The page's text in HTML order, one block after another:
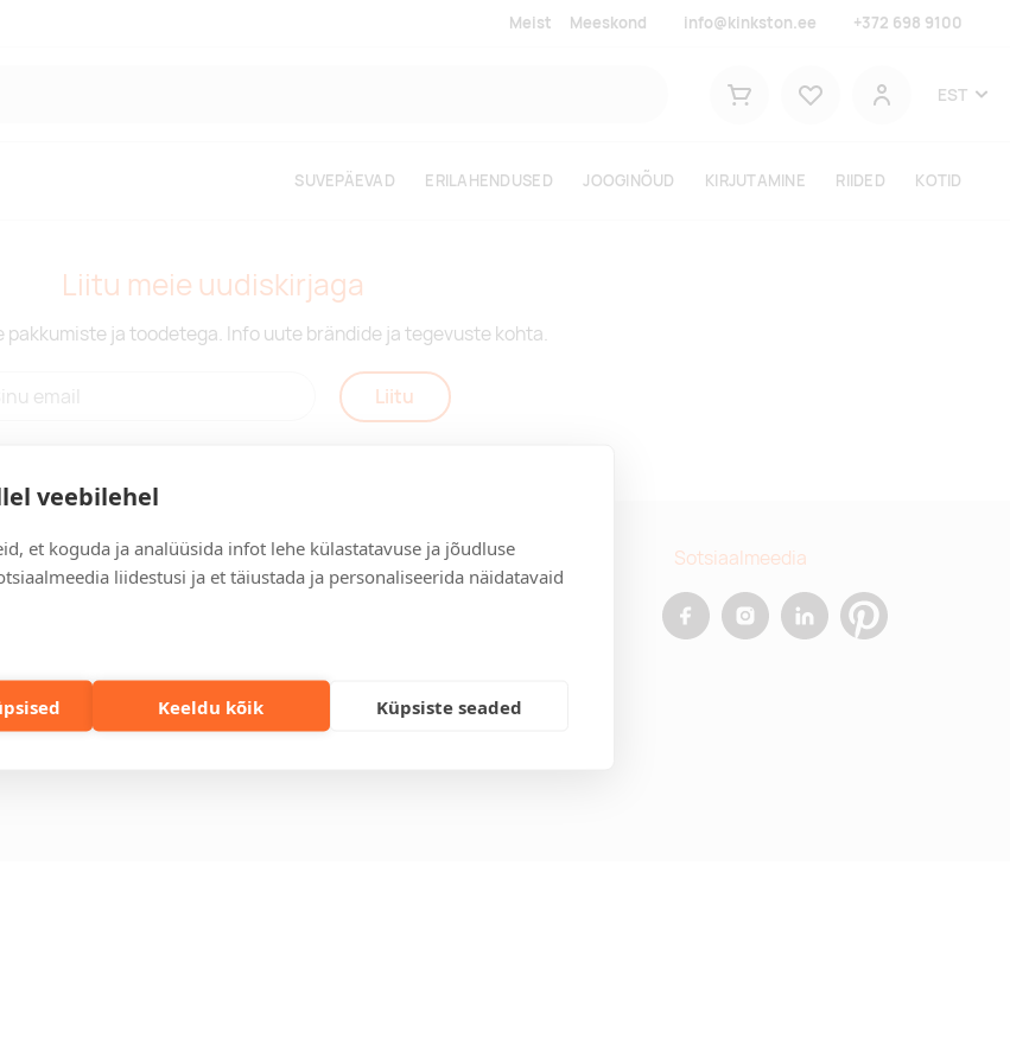
veebilehel
et koguda ja analüüsida infot lehe külastatavuse ja jõudluse
liidestusi ja et täiustada ja personaliseerida näidatavaid
Keeldu kõik Küpsiste seaded
Meist Meeskond info@kinkston.ee +372 698 9100
Ostukorv
Kasutaja
EST
SUVEPÄEVAD ERILAHENDUSED JOOGINÕUD KIRJUTAMINE RIIDED KOTID
Liitu meie uudiskirjaga
pakkumiste ja toodetega. Info uute brändide ja tegevuste kohta.
Liitu
Ettevõttest
Privaatsuspoliitika
Kontakt
Sotsiaalmeedia